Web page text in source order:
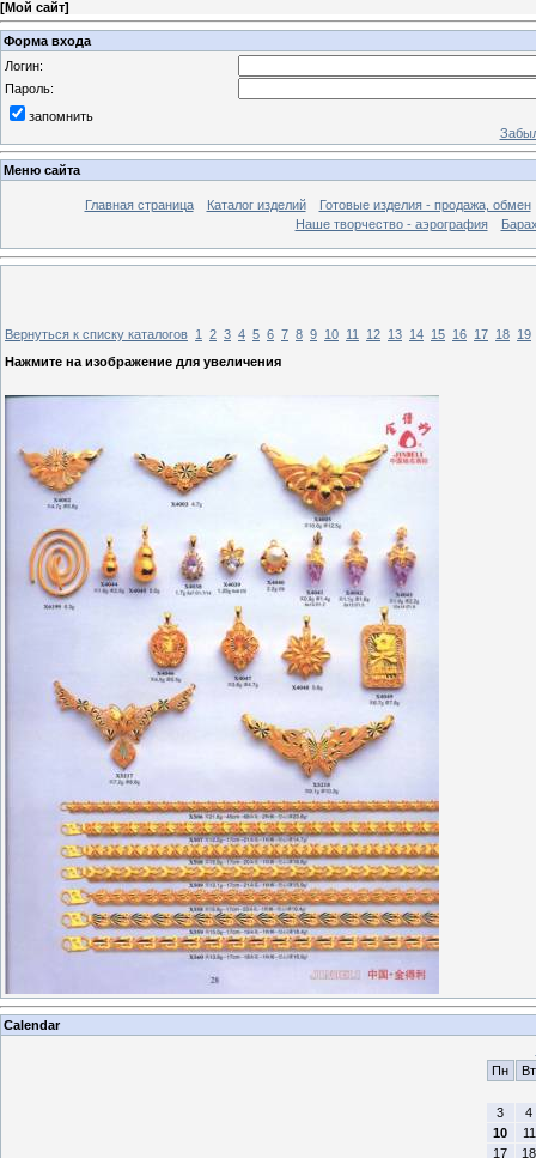
[Мой сайт]
Форма входа
Логин:
Пароль:
запомнить
Меню сайта
Главная страница Каталог изделий
Готовые изделия - продажа, обмен
Наше творчество - аэрография
Вернуться к списку каталогов 1 2 3 4 5 6 7 8 9 10 11 12 13 14 15 16 17 18 19
Нажмите на изображение для увеличения
Calendar
Пн
Вт
3
4
10
11
17
18